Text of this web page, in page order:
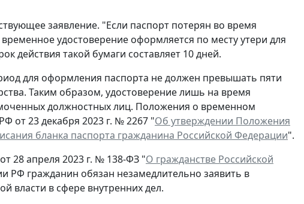
заявление. "Если паспорт потерян во время
удостоверение оформляется по месту утери для
действия такой бумаги составляет 10 дней.
для оформления паспорта не должен превышать пяти
Таким образом, удостоверение лишь на время
должностных лиц. Положения о временном
от 23 декабря 2023 г. № 2267 "Об утверждении Положения
бланка паспорта гражданина Российской Федерации".
28 апреля 2023 г. № 138-ФЗ "О гражданстве Российской
РФ гражданин обязан незамедлительно заявить в
власти в сфере внутренних дел.